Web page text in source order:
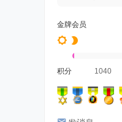
金牌会员
积分 1040